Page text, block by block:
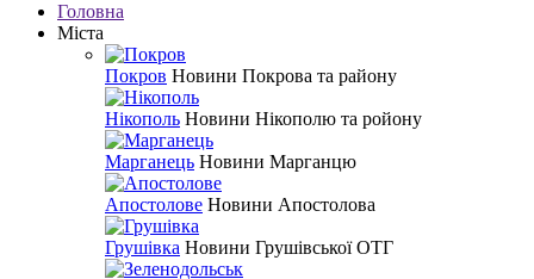
Головна
Міста
Покров Новини Покрова та району
Нікополь Новини Нікополю та ройону
Марганець Новини Марганцю
Апостолове Новини Апостолова
Грушівка Новини Грушівської ОТГ